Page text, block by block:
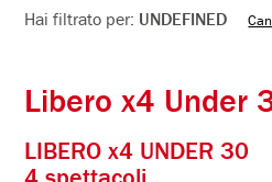
Incontri e Libri
Piccoli Parenti
Musica
Hai filtrato per: UNDEFINED
per:
Libero x4 Under
LIBERO x4 UNDER 30